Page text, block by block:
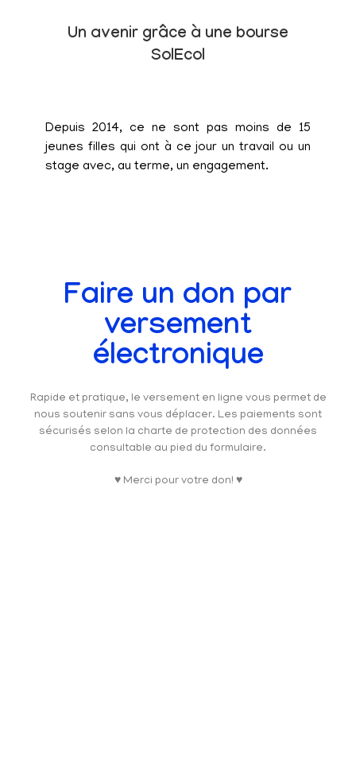
Un avenir grâce à une bourse
SolEcol
Depuis 2014, ce ne sont pas moins de 15
jeunes filles qui ont à ce jour un travail ou un
stage avec, au terme, un engagement.
Faire un don par
versement
électronique
Rapide et pratique, le versement en ligne vous permet de
nous soutenir sans vous déplacer. Les paiements sont
sécurisés selon la charte de protection des données
consultable au pied du formulaire.
♥ Merci pour votre don! ♥